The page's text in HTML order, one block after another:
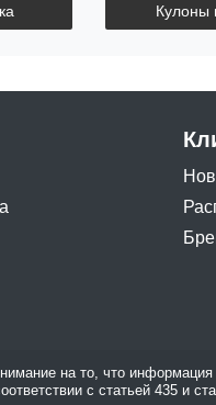
Кулоны
на то, что информация
с статьей 435 и